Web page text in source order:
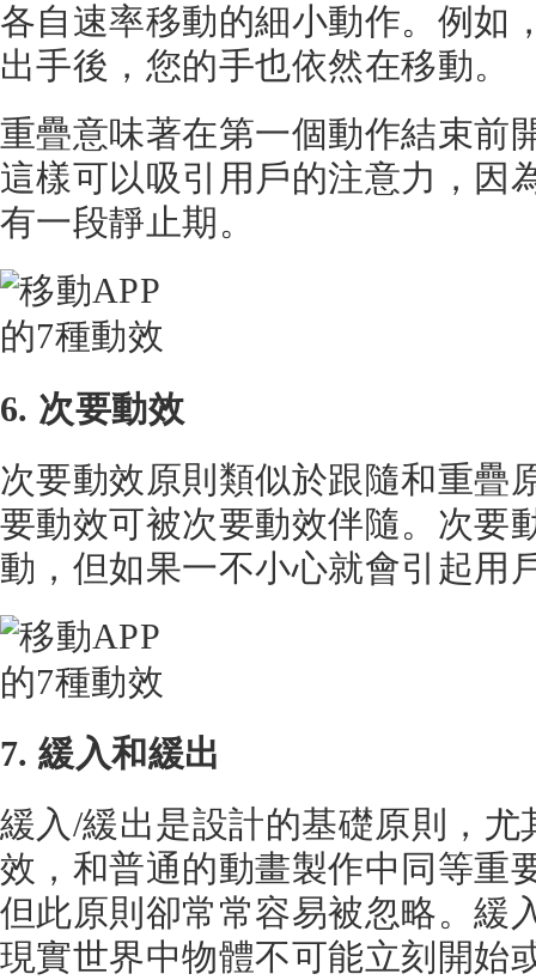
各自速率移動的細小動作。例如
出手後，您的手也依然在移動。
重疊意味著在第一個動作結束前
這樣可以吸引用戶的注意力，因
有一段靜止期。
6. 次要動效
次要動效原則類似於跟隨和重疊
要動效可被次要動效伴隨。次要
動，但如果一不小心就會引起用
7. 緩入和緩出
緩入/緩出是設計的基礎原則，
效，和普通的動畫製作中同等重
但此原則卻常常容易被忽略。緩
現實世界中物體不可能立刻開始